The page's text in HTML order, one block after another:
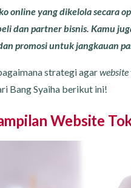
online yang dikelola secara
dan partner bisnis. Kamu
promosi untuk jangkauan
strategi agarwebsite
Bang Syaiha berikut ini!
Website